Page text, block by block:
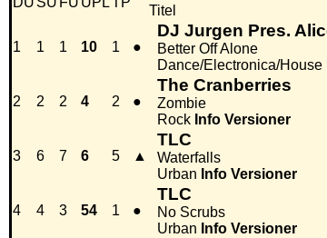
Titel
1 1 1 10 1 ●
DJ Jurgen Pres.
Better Off Alone
Dance/Electronica/House
2 2 2 4 2 ●
The Cranberries
Zombie
Rock Info Versioner
3 6 7 6 5 ▲
TLC
Waterfalls
Urban Info Versioner
4 4 3 54 1 ●
TLC
No Scrubs
Urban Info Versioner